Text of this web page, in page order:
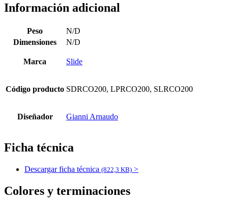
Información adicional
Peso
N/D
Dimensiones
N/D
Marca Slide
Código producto SDRCO200, LPRCO200, SLRCO200
Diseñador Gianni Arnaudo
Ficha técnica
Descargar ficha técnica (822,3 KB) >
Colores y terminaciones